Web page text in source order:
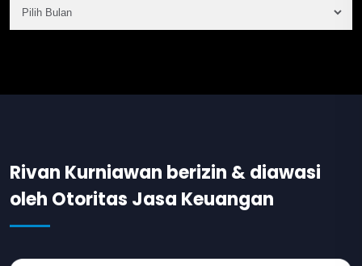
Rivan Kurniawan berizin & diawasi
oleh Otoritas Jasa Keuangan